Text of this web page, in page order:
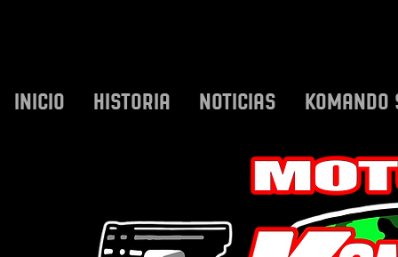
INICIO HISTORIA NOTICIAS KOMANDO